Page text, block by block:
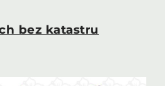
bez katastru